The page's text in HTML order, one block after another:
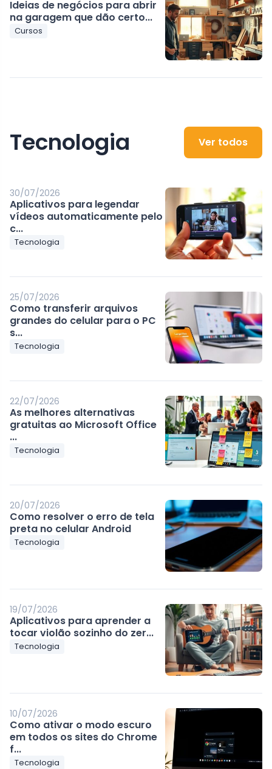
Ideias de negócios para abrir
na garagem que dão certo...
Cursos
Tecnologia Ver todos
30/07/2026
Aplicativos para legendar
vídeos automaticamente pelo
c...
Tecnologia
25/07/2026
Como transferir arquivos
grandes do celular para o PC
s...
Tecnologia
22/07/2026
As melhores alternativas
gratuitas ao Microsoft Office
...
Tecnologia
20/07/2026
Como resolver o erro de tela
preta no celular Android
Tecnologia
19/07/2026
Aplicativos para aprender a
tocar violão sozinho do zer...
Tecnologia
10/07/2026
Como ativar o modo escuro
em todos os sites do Chrome
f...
Tecnologia